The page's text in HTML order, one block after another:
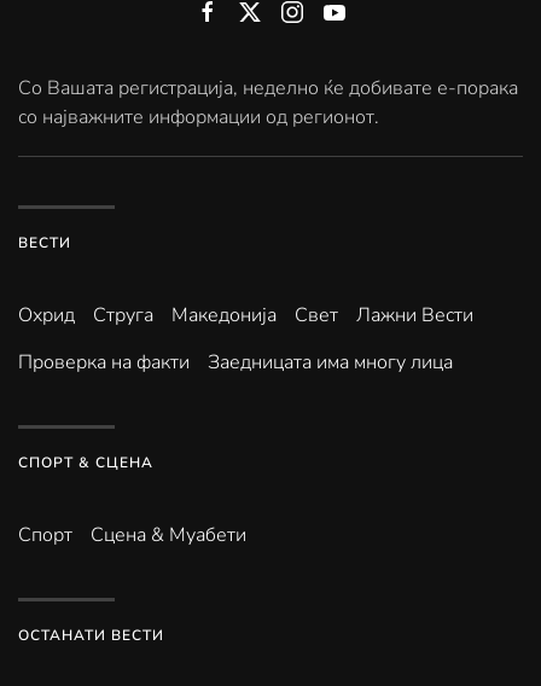
Со Вашата регистрација, неделно ќе добивате е-порака
со најважните информации од регионот.
ВЕСТИ
Охрид Струга Македонија Свет
Лажни Вести
Проверка на факти
Заедницата има многу лица
СПОРТ & СЦЕНА
Спорт Сцена & Муабети
ОСТАНАТИ ВЕСТИ